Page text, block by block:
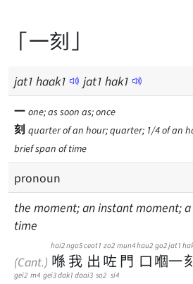
「一刻」
jat1 haak1 jat1 hak1
一 one; as soon as; once
刻 quarter of an hour; quarter; 1/4 of an
brief span of time
pronoun
the moment; an instant moment;
time
(Cant.) 喺
hai2
我
ngo5
出
ceot1
咗
zo2
門
mun4
口
hau2
嗰
go2
一
jat1
gei2 m4 gei3dak1 daai3 so2 si4